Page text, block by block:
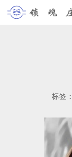
标签：